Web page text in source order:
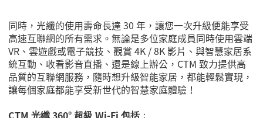
同時，光纖的使用壽命長達 30 年，讓您一次升級便能享受
高速互聯網的所有需求。無論是多位家庭成員同時使用雲端
VR 、雲遊戲或電子競技、觀賞 4K / 8K 影片、與智慧家居系
統互動、收看影音直播、還是線上辦公， CTM 致力提供高
品質的互聯網服務，隨時想升級智能家居，都能輕鬆實現，
讓每個家庭都能享受新世代的智慧家庭體驗！
CTM 光纖360° 超級 Wi-Fi 包括：